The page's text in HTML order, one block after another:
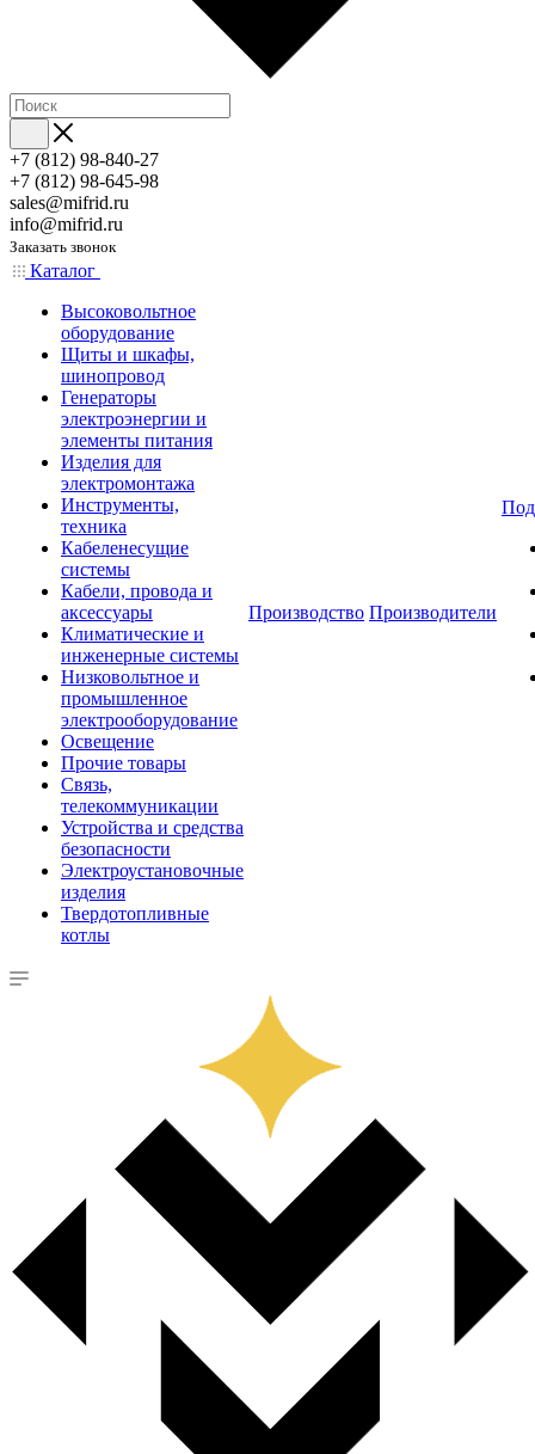
+7 (812) 98-840-27
+7 (812) 98-645-98
sales@mifrid.ru
info@mifrid.ru
Заказать звонок
Каталог
Высоковольтное
оборудование
Щиты и шкафы,
шинопровод
Генераторы
электроэнергии и
элементы питания
Изделия для
электромонтажа
Инструменты,
техника
Кабеленесущие
системы
Кабели, провода и
аксессуары
Климатические и
инженерные системы
Низковольтное и
промышленное
электрооборудование
Освещение
Прочие товары
Связь,
телекоммуникации
Устройства и средства
безопасности
Электроустановочные
изделия
Твердотопливные
котлы
Производство Производители